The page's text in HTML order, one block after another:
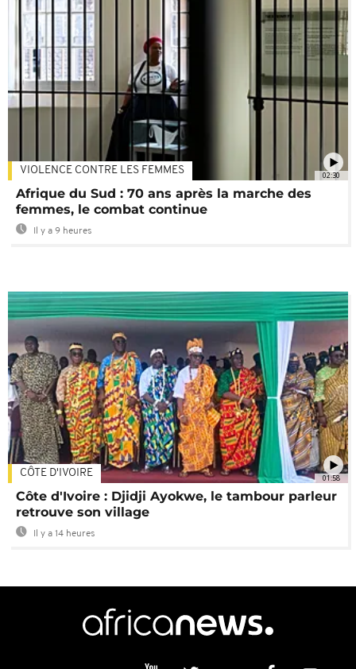
02:30
VIOLENCE CONTRE LES FEMMES
Afrique du Sud : 70 ans après la marche des
femmes, le combat continue
Il y a 9 heures
01:58
CÔTE D'IVOIRE
Côte d'Ivoire : Djidji Ayokwe, le tambour parleur
retrouve son village
Il y a 14 heures